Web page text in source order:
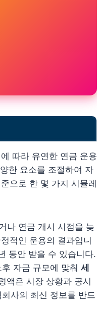
따라 유연한 연금 운용
한 요소를 조절하여 자
으로 한 몇 가지 시뮬레
나 연금 개시 시점을 늦
적인 운용의 결과입니
동안 받을 수 있습니다.
자금 규모에 맞춰 세
액은 시장 상황과 공시
사의 최신 정보를 반드